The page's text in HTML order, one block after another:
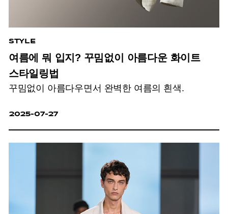
STYLE
여름에 뭐 입지? 꾸밈없이 아름다운 화이트
스타일링법
꾸밈없이 아름다우면서 완벽한 여름의 흰색.
2025-07-27